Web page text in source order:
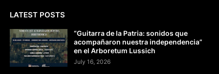
LATEST POSTS
“Guitarra de la Patria: sonidos que
acompañaron nuestra independencia”
en el Arboretum Lussich
July 16, 2026